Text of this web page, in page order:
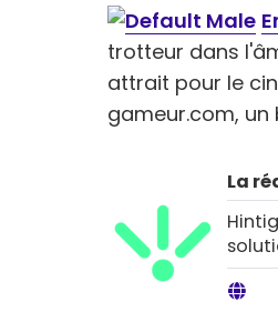
trotteur dans
attrait pour le
gameur.com, un
La